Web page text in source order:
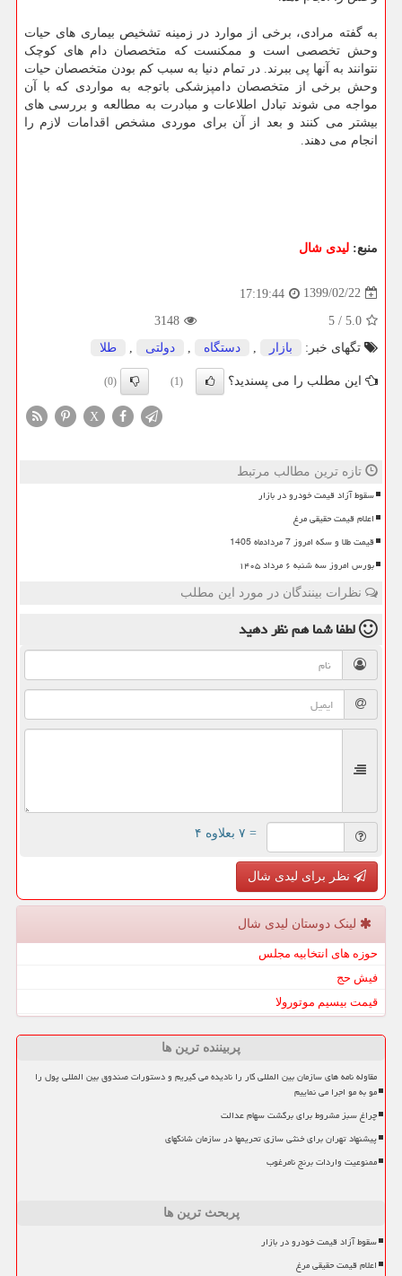
به گفته مرادی، برخی از موارد در زمینه تشخیص بیماری های حیات
وحش تخصصی است و ممکنست که متخصصان دام های کوچک
نتوانند به آنها پی ببرند. در تمام دنیا به سبب کم بودن متخصصان حیات
وحش برخی از متخصصان دامپزشکی باتوجه به مواردی که با آن
مواجه می شوند تبادل اطلاعات و مبادرت به مطالعه و بررسی های
بیشتر می کنند و بعد از آن برای موردی مشخص اقدامات لازم را
انجام می دهند.
منبع: لیدی شال
1399/02/22
17:19:44
5.0
/
5
3148
تگهای خبر:
بازار , دستگاه , دولتی , طلا
این مطلب را می پسندید؟ (1)
(0)
X
تازه ترین مطالب مرتبط
سقوط آزاد قیمت خودرو در بازار
اعلام قیمت حقیقی مرغ
قیمت طلا و سکه امروز 7 مردادماه 1405
بورس امروز سه شنبه ۶ مرداد ۱۴۰۵
نظرات بینندگان در مورد این مطلب
لطفا شما همنظر دهید
= ۷ بعلاوه ۴
نظر برای لیدی شال
لینک دوستان لیدی شال
حوزه های انتخابیه مجلس
فیش حج
قیمت بیسیم موتورولا
پربیننده ترین ها
مقاوله نامه های سازمان بین المللی کار را نادیده می گیریم و دستورات صندوق بین المللی پول را
مو به مو اجرا می نماییم
چراغ سبز مشروط برای برگشت سهام عدالت
پیشنهاد تهران برای خنثی سازی تحریمها در سازمان شانگهای
ممنوعیت واردات برنج نامرغوب
پربحث ترین ها
سقوط آزاد قیمت خودرو در بازار
اعلام قیمت حقیقی مرغ